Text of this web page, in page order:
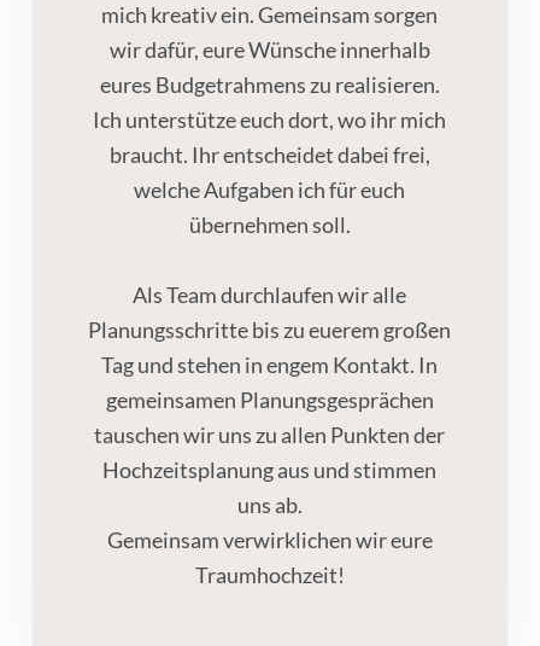
mich kreativ ein. Gemeinsam sorgen
wir dafür, eure Wünsche innerhalb
eures Budgetrahmens zu realisieren.
Ich unterstütze euch dort, wo ihr mich
braucht. Ihr entscheidet dabei frei,
welche Aufgaben ich für euch
übernehmen soll.
Als Team durchlaufen wir alle
Planungsschritte bis zu euerem großen
Tag und stehen in engem Kontakt. In
gemeinsamen Planungsgesprächen
tauschen wir uns zu allen Punkten der
Hochzeitsplanung aus und stimmen
uns ab.
Gemeinsam verwirklichen wir eure
Traumhochzeit!